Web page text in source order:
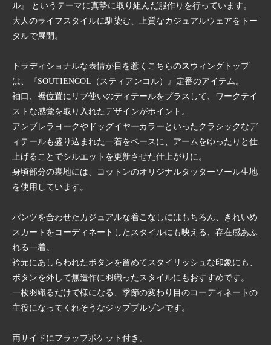
ル』 というテーマに真摯に取り組んだ服作りを行っています。
大人のライフスタイルに馴染む、上質なカジュアルウェアをトー
タルで展開。
トラディショナルな表情が目を惹くこちらのスウィングトップ
は、『SOUTIENCOL（スティアンコル）』定番のアイテム。
袖口、裾位置にリブ使いのディテールをプラスして、ワークテイ
ストな感覚を取り入れたデザインがポイント。
アンブレラヨークやドッグイヤーカラーといったクラシックなデ
ィテールも盛り込まれた一着をベースに、アームをゆったりと仕
上げることでシルエットを更新させた仕上がりに。
身頃部分の裏地には、コットンのオリジナルタッターソール生地
を使用しています。
パンツを合わせたカジュアルな着こなしにはもちろん、きれいめ
スカートをコーディネートしたスタイルにも映える、存在感あふ
れる一着。
衿元にあしらわれたボタンを留めてスタイリッシュな印象にも、
ボタンを外して無造作に羽織ったスタイルにもおすすめです。
一枚羽織るだけで様になる、季節の変わり目のコーディネートの
主役になってくれそうなジップブルゾンです。
両サイドにフラップポケット付き。